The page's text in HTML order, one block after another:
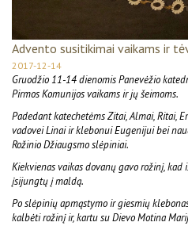
Advento susitikimai vaikams ir
2017-12-14
Gruodžio 11-14 dienomis Panevėžio
Pirmos Komunijos vaikams ir jų šeimoms.
Padedant katechetėms Zitai, Almai, Ritai,
vadovei Linai ir klebonui Eugenijui bei
Rožinio Džiaugsmo slėpiniai.
Kiekvienas vaikas dovanų gavo rožinį,
įsijungtų į maldą.
Po slėpinių apmąstymo ir giesmių
kalbėti rožinį ir, kartu su Dievo Motina